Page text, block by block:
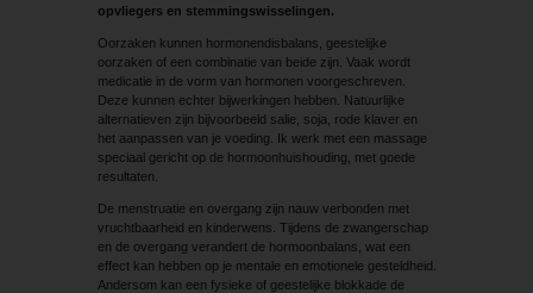
opvliegers en stemmingswisselingen.
Oorzaken kunnen hormonendisbalans, geestelijke
oorzaken of een combinatie van beide zijn. Vaak wordt
medicatie in de vorm van hormonen voorgeschreven.
Deze kunnen echter bijwerkingen hebben. Natuurlijke
alternatieven zijn bijvoorbeeld salie, soja, rode klaver en
het aanpassen van je voeding. Ik werk met een massage
speciaal gericht op de hormoonhuishouding, met goede
resultaten.
De menstruatie en overgang zijn nauw verbonden met
vruchtbaarheid en kinderwens. Tijdens de zwangerschap
en de overgang verandert de hormoonbalans, wat een
effect kan hebben op je mentale en emotionele gesteldheid.
Andersom kan een fysieke of geestelijke blokkade de